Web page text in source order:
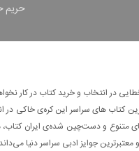
در انتخاب و خرید کتاب در کار
کتاب‌ های سراسر این کره‌ی خاکی در
متنوع و دست‌چین شده‌ی ایران کتاب،
معتبرترین جوایز ادبی سراسر دنیا